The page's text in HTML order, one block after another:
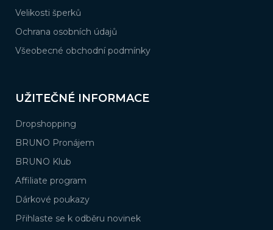
Velikosti šperků
Ochrana osobních údajů
Všeobecné obchodní podmínky
UŽITEČNÉ INFORMACE
Dropshopping
BRUNO Pronájem
BRUNO Klub
Affiliate program
Dárkové poukazy
Přihlaste se k odběru novinek